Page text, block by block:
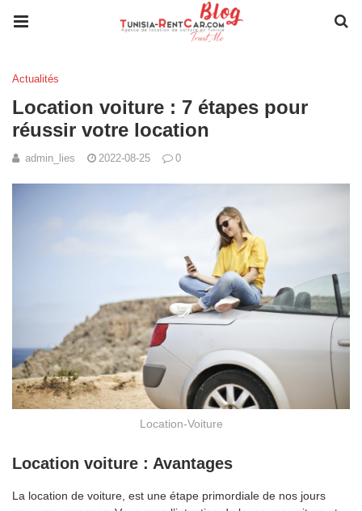
Actualités
Location voiture : 7 étapes pour
réussir votre location
admin_lies 2022-08-25 0
Location-Voiture
Location voiture : Avantages
La location de voiture, est une étape primordiale de nos jours